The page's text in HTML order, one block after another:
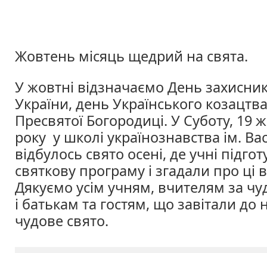
Жовтень місяць щедрий на свята.
У жовтні відзначаємо День
України, день Українського
Пресвятої Богородиці. У Суботу, 19
року у школі українознавства ім.
відбулось свято осені, де учні
святкову програму і згадали про ці
Дякуємо усім учням, вчителям за
і батькам та гостям, що завітали до
чудове свято.